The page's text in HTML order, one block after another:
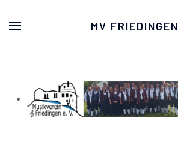
MV FRIEDINGEN